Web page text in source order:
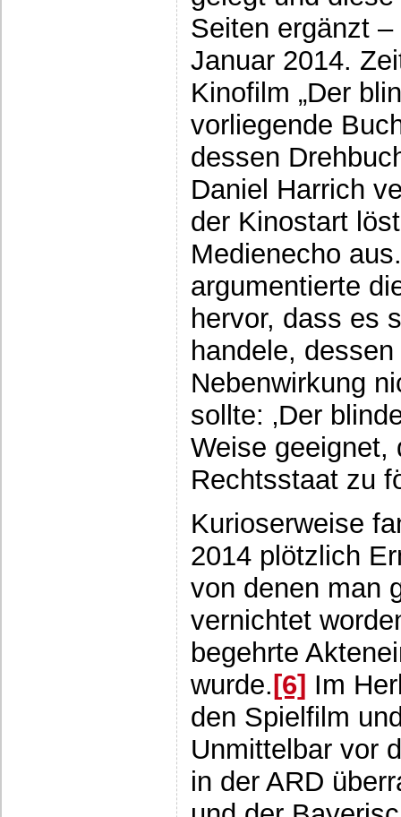
Seiten ergänzt
Januar 2014.
Kinofilm „Der
vorliegende
dessen
Daniel Harrich
der Kinostart
Medienecho
argumentierte
hervor, dass es
handele,
Nebenwirkung
sollte: ‚Der
Weise geeignet,
Rechtsstaat zu
Kurioserweise
2014 plötzlich
von denen man
vernichtet
begehrte
wurde. [6] Im
den Spielfilm
Unmittelbar vor
in der ARD